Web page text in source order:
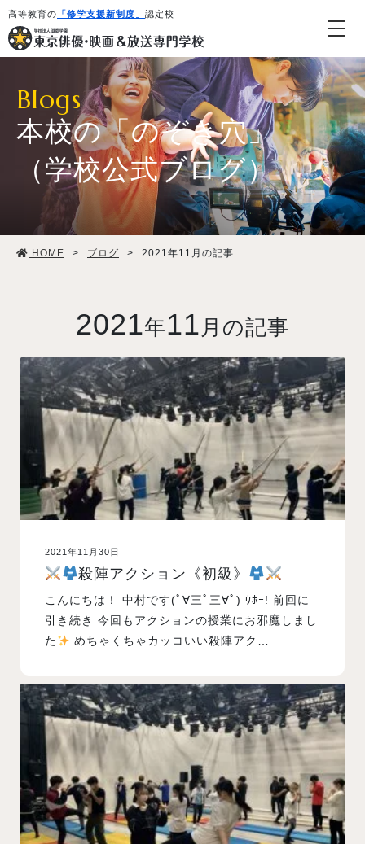
高等教育の 「修学支援新制度」 認定校
学校紹介・教育システム
就職・デビュー
入試案内
学校情報
オープンキャンパス
訪問者別メニュー
Blogs
本校の「のぞき穴」
（学校公式ブログ）
HOME > ブログ > 2021年11月の記事
2021年11 月の記事
2021年11月30日
殺陣アクション《初級》
こんにちは！ 中村です(ﾟ∀三ﾟ三∀ﾟ) ｳﾎｰ! 前回に
引き続き 今回もアクションの授業にお邪魔しまし
た
めちゃくちゃカッコいい殺陣アク…